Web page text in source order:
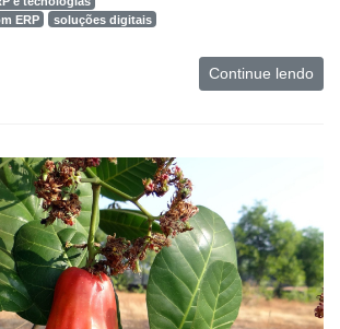
ERP
soluções digitais
Continue lendo